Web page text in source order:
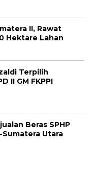
II, Rawat
Hektare Lahan
Terpilih
II GM FKPPI
Beras SPHP
Utara